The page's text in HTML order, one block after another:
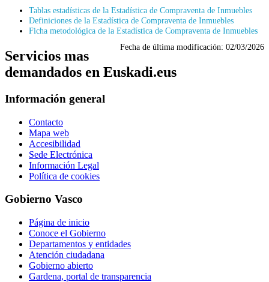
Tablas estadísticas de la Estadística de Compraventa de Inmuebles
Definiciones de la Estadística de Compraventa de Inmuebles
Ficha metodológica de la Estadística de Compraventa de Inmuebles
Fecha de última modificación: 02/03/2026
Servicios mas
demandados en Euskadi.eus
Información general
Contacto
Mapa web
Accesibilidad
Sede Electrónica
Información Legal
Política de cookies
Gobierno Vasco
Página de inicio
Conoce el Gobierno
Departamentos y entidades
Atención ciudadana
Gobierno abierto
Gardena, portal de transparencia